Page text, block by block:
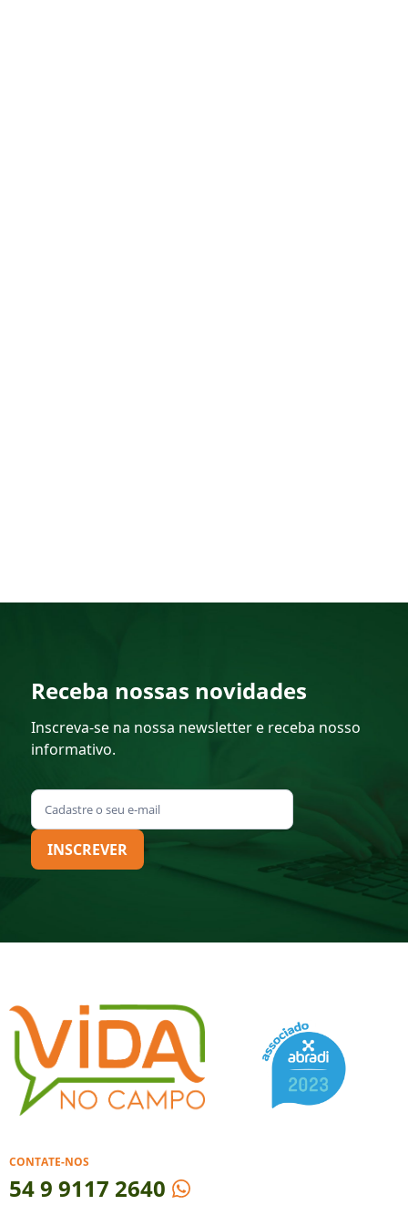
Receba nossas novidades
Inscreva-se na nossa newsletter e receba nosso
informativo.
INSCREVER
CONTATE-NOS
549 9117 2640